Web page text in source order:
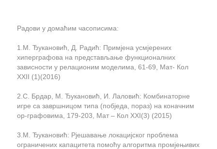
Радови у домаћим часописима:
1.М. Ђукановић, Д. Радић: Примјена усмјерених
хиперграфова на представљање функционалних
зависности у релационим моделима, 61-69, Мат- Кол
XXII (1)(2016)
2.С. Брдар, М. Ђукановић, И. Лаловић: Комбинаторне
игре са завршницом типа (побједа, пораз) на коначним
ор-графовима, 179-203, Мат – Кол XXI(3) (2015)
3. M. Ђукановић: Рјешавање локацијског проблема
ограничених капацитета помоћу алгоритма промјењивих